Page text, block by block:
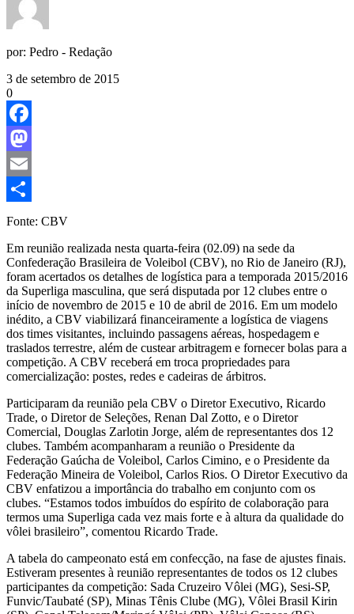
por: Pedro - Redação
3 de setembro de 2015
0
Facebook
Mastodon
Email
Share
Fonte: CBV
Em reunião realizada nesta quarta-feira (02.09) na sede da
Confederação Brasileira de Voleibol (CBV), no Rio de Janeiro (RJ),
foram acertados os detalhes de logística para a temporada 2015/2016
da Superliga masculina, que será disputada por 12 clubes entre o
início de novembro de 2015 e 10 de abril de 2016. Em um modelo
inédito, a CBV viabilizará financeiramente a logística de viagens
dos times visitantes, incluindo passagens aéreas, hospedagem e
traslados terrestre, além de custear arbitragem e fornecer bolas para a
competição. A CBV receberá em troca propriedades para
comercialização: postes, redes e cadeiras de árbitros.
Participaram da reunião pela CBV o Diretor Executivo, Ricardo
Trade, o Diretor de Seleções, Renan Dal Zotto, e o Diretor
Comercial, Douglas Zarlotin Jorge, além de representantes dos 12
clubes. Também acompanharam a reunião o Presidente da
Federação Gaúcha de Voleibol, Carlos Cimino, e o Presidente da
Federação Mineira de Voleibol, Carlos Rios. O Diretor Executivo da
CBV enfatizou a importância do trabalho em conjunto com os
clubes. “Estamos todos imbuídos do espírito de colaboração para
termos uma Superliga cada vez mais forte e à altura da qualidade do
vôlei brasileiro”, comentou Ricardo Trade.
A tabela do campeonato está em confecção, na fase de ajustes finais.
Estiveram presentes à reunião representantes de todos os 12 clubes
participantes da competição: Sada Cruzeiro Vôlei (MG), Sesi-SP,
Funvic/Taubaté (SP), Minas Tênis Clube (MG), Vôlei Brasil Kirin